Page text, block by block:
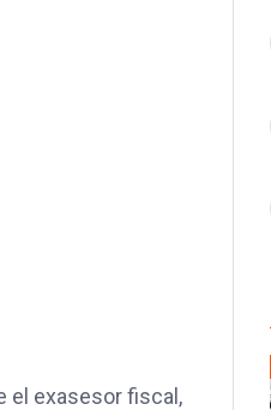
el exasesor fiscal,